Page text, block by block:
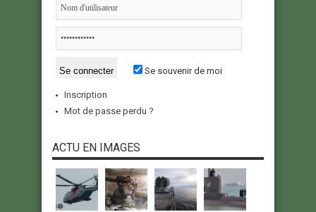
Se souvenir de moi
Inscription
Mot de passe perdu ?
ACTU EN IMAGES